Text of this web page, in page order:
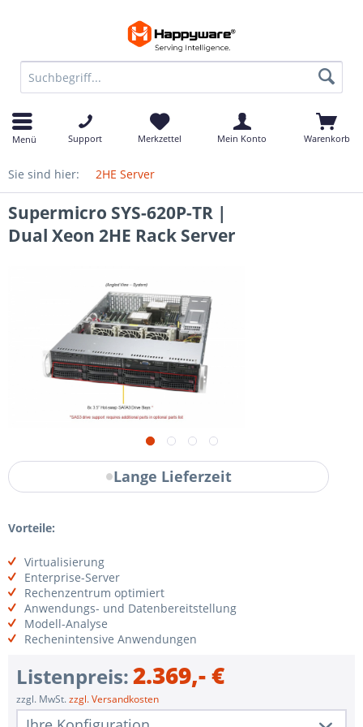
Menü Support Merkzettel Mein Konto Warenkorb
Sie sind hier: 2HE Server
Supermicro SYS-620P-TR |
Dual Xeon 2HE Rack Server
Lange Lieferzeit
Vorteile:
Virtualisierung
Enterprise-Server
Rechenzentrum optimiert
Anwendungs- und Datenbereitstellung
Modell-Analyse
Rechenintensive Anwendungen
Listenpreis:2.369,- €
zzgl. MwSt.zzgl. Versandkosten